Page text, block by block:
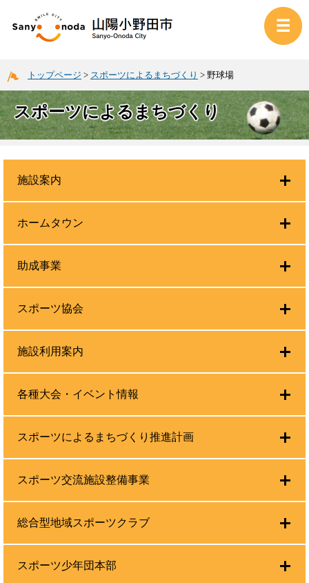
トップページ > スポーツによるまちづくり > 野球場
スポーツによるまちづくり
施設案内
ホームタウン
助成事業
スポーツ協会
施設利用案内
各種大会・イベント情報
スポーツによるまちづくり推進計画
スポーツ交流施設整備事業
総合型地域スポーツクラブ
スポーツ少年団本部